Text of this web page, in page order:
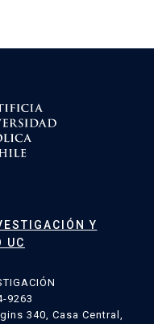
Y
UC
9263
340, Casa Central,